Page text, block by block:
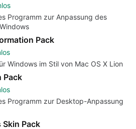
Programm zur Anpassung des
Pack
Windows im Stil von Mac OS X Lion
Pack
Programm zur Desktop-Anpassung
Pack